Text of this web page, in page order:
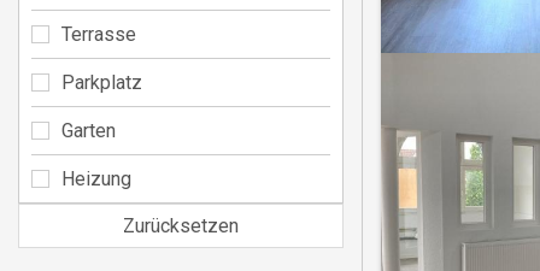
Terrasse
Parkplatz
Garten
Heizung
Zurücksetzen